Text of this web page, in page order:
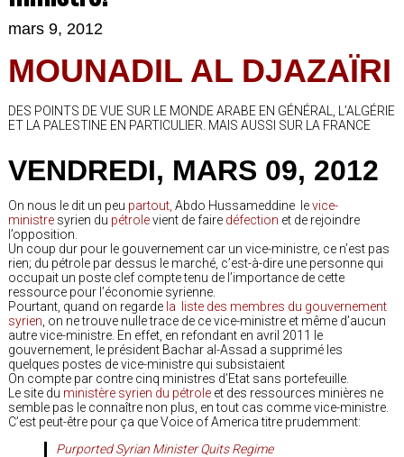
mars 9, 2012
MOUNADIL AL DJAZAÏRI
DES POINTS DE VUE SUR LE MONDE ARABE EN GÉNÉRAL, L’ALGÉRIE
ET LA PALESTINE EN PARTICULIER. MAIS AUSSI SUR LA FRANCE
VENDREDI, MARS 09, 2012
On nous le dit un peu partout, Abdo Hussameddine levice-
ministre syrien du pétrolevient de faire défection et de rejoindre
l’opposition.
Un coup dur pour le gouvernement car un vice-ministre, ce n’est pas
rien; du pétrole par dessus le marché, c’est-à-dire une personne qui
occupait un poste clef compte tenu de l’importance de cette
ressource pour l’économie syrienne.
Pourtant, quand on regarde la liste des membres du gouvernement
syrien , on ne trouve nulle trace de ce vice-ministre et même d’aucun
autre vice-ministre. En effet, en refondant en avril 2011 le
gouvernement, le président Bachar al-Assad a supprimé les
quelques postes de vice-ministre qui subsistaient
On compte par contre cinq ministres d’Etat sans portefeuille.
Le site du ministère syrien du pétrole et des ressources minières ne
semble pas le connaître non plus, en tout cas comme vice-ministre.
C’est peut-être pour ça que Voice of America titre prudemment:
Purported Syrian Minister Quits Regime